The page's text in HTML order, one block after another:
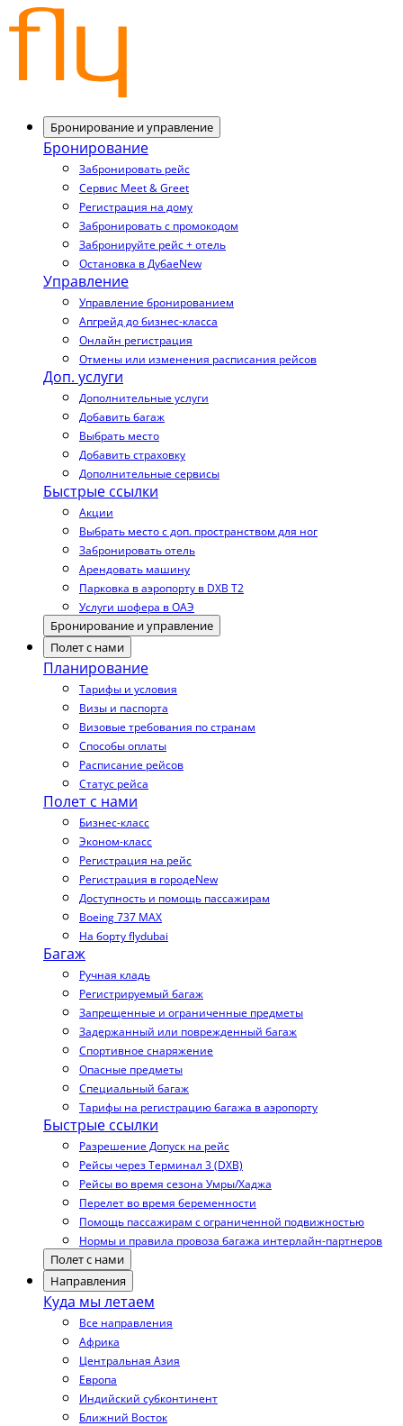
Бронирование и управление
Бронирование
Забронировать рейс
Сервис Meet & Greet
Регистрация на дому
Забронировать с промокодом
Забронируйте рейс + отель
Остановка в ДубаеNew
Управление
Управление бронированием
Апгрейд до бизнес-класса
Онлайн регистрация
Отмены или изменения расписания рейсов
Доп. услуги
Дополнительные услуги
Добавить багаж
Выбрать место
Добавить страховку
Дополнительные сервисы
Быстрые ссылки
Акции
Выбрать место с доп. пространством для ног
Забронировать отель
Арендовать машину
Парковка в аэропорту в DXB T2
Услуги шофера в ОАЭ
Бронирование и управление
Полет с нами
Планирование
Тарифы и условия
Визы и паспорта
Визовые требования по странам
Способы оплаты
Расписание рейсов
Статус рейса
Полет с нами
Бизнес-класс
Эконом-класс
Регистрация на рейс
Регистрация в городеNew
Доступность и помощь пассажирам
Boeing 737 MAX
На борту flydubai
Багаж
Ручная кладь
Регистрируемый багаж
Запрещенные и ограниченные предметы
Задержанный или поврежденный багаж
Спортивное снаряжение
Опасные предметы
Специальный багаж
Тарифы на регистрацию багажа в аэропорту
Быстрые ссылки
Разрешение Допуск на рейс
Рейсы через Терминал 3 (DXB)
Рейсы во время сезона Умры/Хаджа
Перелет во время беременности
Помощь пассажирам с ограниченной подвижностью
Нормы и правила провоза багажа интерлайн-партнеров
Полет с нами
Направления
Куда мы летаем
Все направления
Африка
Центральная Азия
Европа
Индийский субконтинент
Ближний Восток